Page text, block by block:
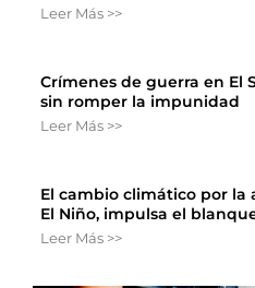
Leer Más >>
Crímenes de guerra en El
sin romper la impunidad
Leer Más >>
El cambio climático por la
El Niño, impulsa el
Leer Más >>